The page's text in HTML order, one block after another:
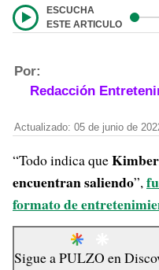
ESCUCHA
ESTE ARTICULO
Por:
Redacción
Actualizado: 05 de junio de
“Todo indica que
encuentran saliendo”,
formato de
Sigue aPULZO en